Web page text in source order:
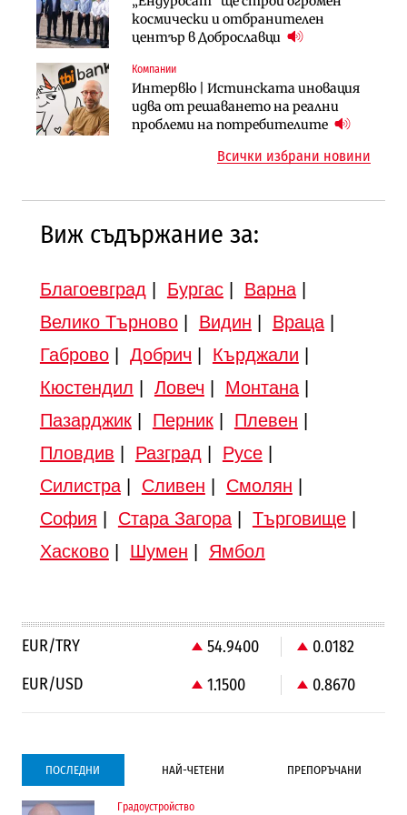
космически и отбранителен
център в Доброславци
Компании
Интервю | Истинската иновация
идва от решаването на реални
проблеми на потребителите
„Ендуросат“ ще строи огромен
космически и отбранителен
Инфраструктура
АПИ възложи промяната на
парцеларния план за
езеро става част от бъдещата
магистрала „Черно море“
Публични финанси
Регионалният министър поема „на
ръчно управление“ общинската
инвестиционна програма
Всички избрани новини
Виж съдържание за:
Благоевград Бургас| Варна|
Велико Търново| Видин Враца|
Габрово| Добрич Кърджали
Кюстендил
Ловеч Монтана|
Пазарджик| Перник| Плевен
Пловдив
Разград Русе|
Силистра| Сливен Смолян
София
Стара Загора| Търговище|
Хасково| Шумен Ямбол
EUR/TRY 54.9400
0.0182
EUR/USD
1.1500 0.8670
ПОСЛЕДНИ НАЙ-ЧЕТЕНИ ПРЕПОРЪЧАНИ
Градоустройство
Градоустройство
Компании